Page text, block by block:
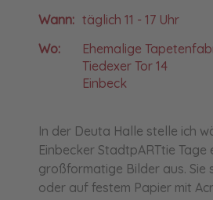
Wann: täglich 11 - 17 Uhr
Wo:
Ehemalige
Tiedexer Tor 14
Einbeck
In der Deuta Halle stelle ich
Einbecker StadtpARTtie Tage
großformatige Bilder aus. Sie
oder auf festem Papier mit